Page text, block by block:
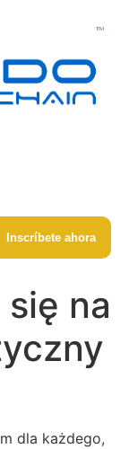
Inscríbete ahora
na
dla każdego,